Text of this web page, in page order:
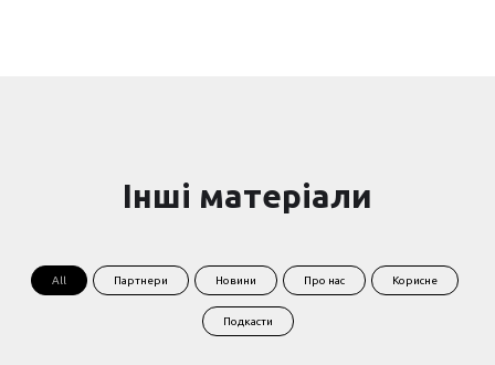
Інші матеріали
All Партнери Новини Про нас Корисне
Подкасти